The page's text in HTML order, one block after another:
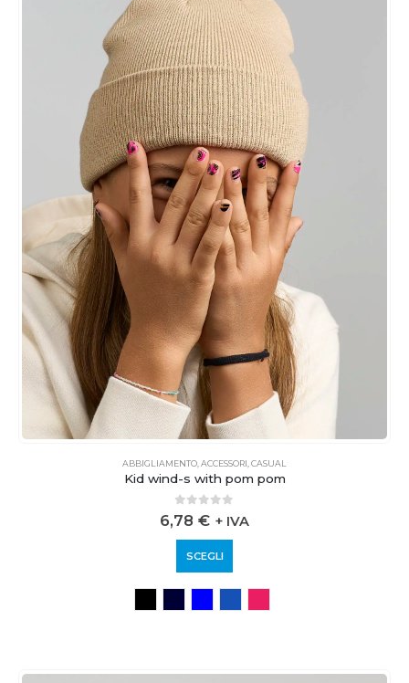
ABBIGLIAMENTO,ACCESSORI ,CASUAL
Kid wind-s with pom pom
0out of 5
6,78 € + IVA
SCEGLI